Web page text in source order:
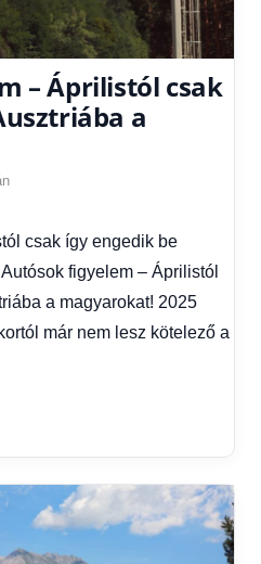
– Áprilistól csak
a
hírek,
Gazdaság,
Hírek ,
Hírek
csak így engedik be
figyelem – Áprilistól
a magyarokat! 2025
már nem lesz kötelező a